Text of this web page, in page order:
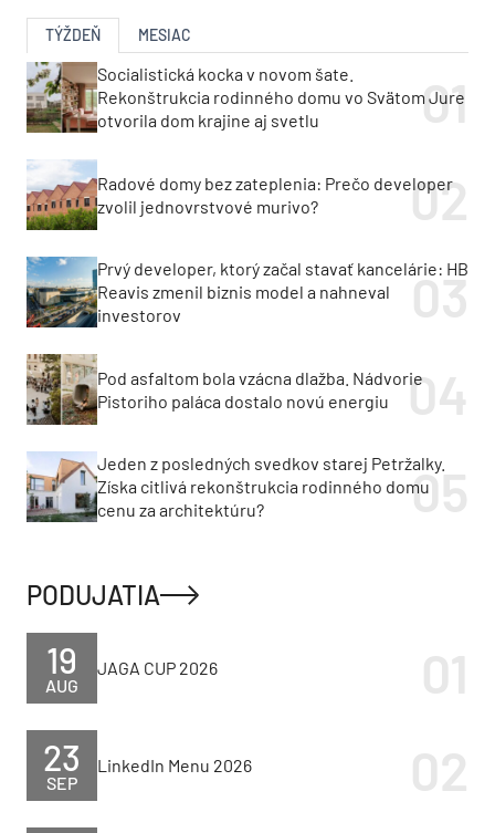
TÝŽDEŇ MESIAC
Socialistická kocka v novom šate.
Rekonštrukcia rodinného domu vo Svätom Jure
otvorila dom krajine aj svetlu
Radové domy bez zateplenia: Prečo developer
zvolil jednovrstvové murivo?
Prvý developer, ktorý začal stavať kancelárie: HB
Reavis zmenil biznis model a nahneval
investorov
Pod asfaltom bola vzácna dlažba. Nádvorie
Pistoriho paláca dostalo novú energiu
Jeden z posledných svedkov starej Petržalky.
Získa citlivá rekonštrukcia rodinného domu
cenu za architektúru?
PODUJATIA
AUG
19 JAGA CUP 2026
SEP
23 LinkedIn Menu 2026